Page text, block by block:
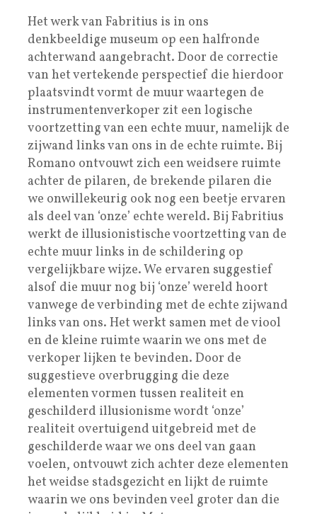
Het werk van Fabritius is in ons
denkbeeldige museum op een halfronde
achterwand aangebracht. Door de correctie
van het vertekende perspectief die hierdoor
plaatsvindt vormt de muur waartegen de
instrumentenverkoper zit een logische
voortzetting van een echte muur, namelijk de
zijwand links van ons in de echte ruimte. Bij
Romano ontvouwt zich een weidsere ruimte
achter de pilaren, de brekende pilaren die
we onwillekeurig ook nog een beetje ervaren
als deel van ‘onze’ echte wereld. Bij Fabritius
werkt de illusionistische voortzetting van de
echte muur links in de schildering op
vergelijkbare wijze. We ervaren suggestief
alsof die muur nog bij ‘onze’ wereld hoort
vanwege de verbinding met de echte zijwand
links van ons. Het werkt samen met de viool
en de kleine ruimte waarin we ons met de
verkoper lijken te bevinden. Door de
suggestieve overbrugging die deze
elementen vormen tussen realiteit en
geschilderd illusionisme wordt ‘onze’
realiteit overtuigend uitgebreid met de
geschilderde waar we ons deel van gaan
voelen, ontvouwt zich achter deze elementen
het weidse stadsgezicht en lijkt de ruimte
waarin we ons bevinden veel groter dan die